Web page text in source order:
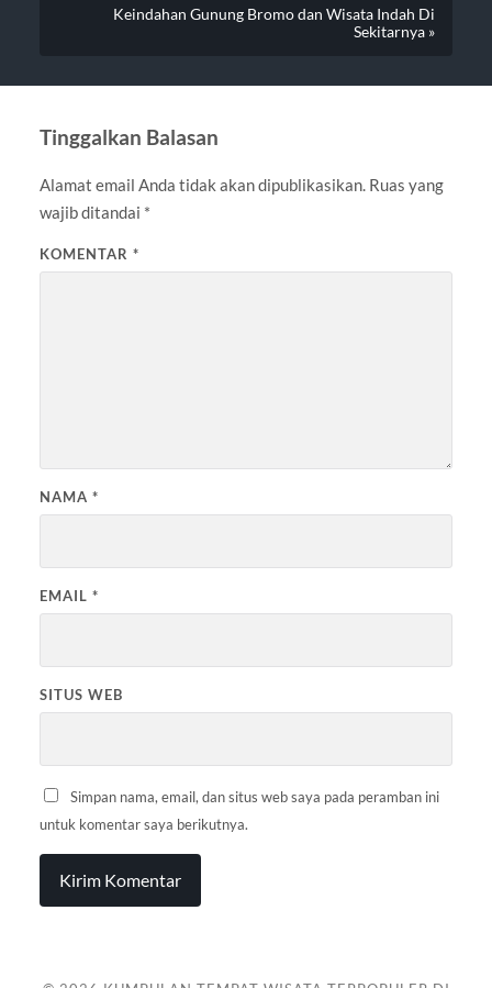
Keindahan Gunung Bromo dan Wisata Indah Di
Sekitarnya »
Tinggalkan Balasan
Alamat email Anda tidak akan dipublikasikan. Ruas yang
wajib ditandai *
KOMENTAR *
NAMA *
EMAIL *
SITUS WEB
Simpan nama, email, dan situs web saya pada peramban ini
untuk komentar saya berikutnya.